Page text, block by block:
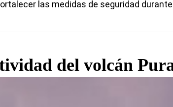
las medidas de seguridad
del volcán